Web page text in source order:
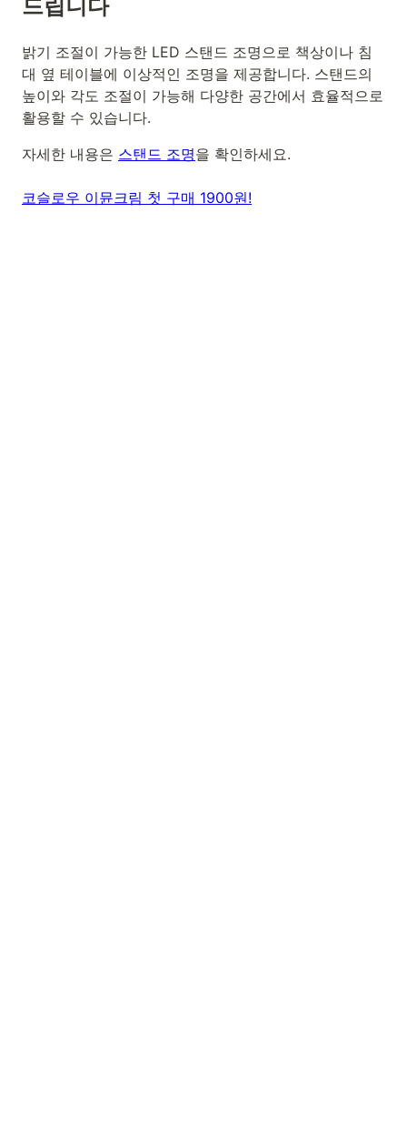
드립니다
밝기 조절이 가능한 LED 스탠드 조명으로 책상이나 침
대 옆 테이블에 이상적인 조명을 제공합니다. 스탠드의
높이와 각도 조절이 가능해 다양한 공간에서 효율적으로
활용할 수 있습니다.
자세한 내용은 스탠드 조명을 확인하세요.
코슬로우 이뮨크림 첫 구매 1900원!